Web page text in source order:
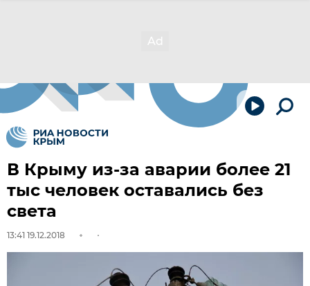
В Крыму из-за аварии более 21
тыс человек оставались без
света
13:41 19.12.2018